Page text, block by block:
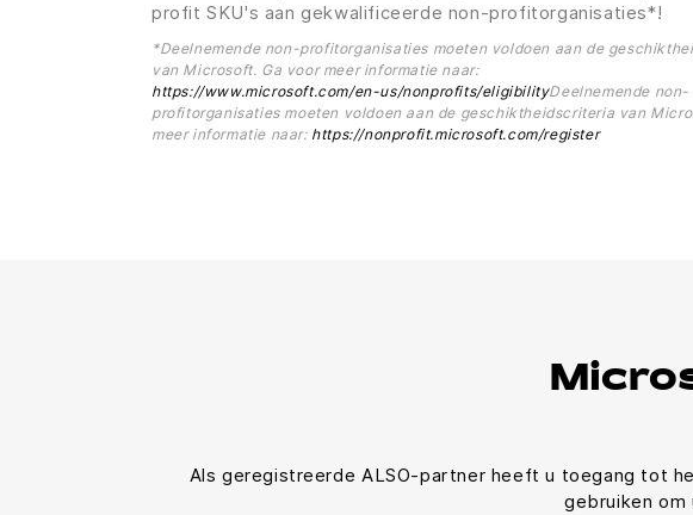
profit SKU's aan gekwalificeerde non-profitorganisaties*!
*Deelnemende non-profitorganisaties moeten voldoen aan de
van Microsoft. Ga voor meer informatie naar:
https://www.microsoft.com/en-us/nonprofits/eligibilityDeelnemende non-
profitorganisaties moeten voldoen aan de geschiktheidscriteria van
meer informatie naar: https://nonprofit.microsoft.com/register
Als geregistreerde ALSO-partner heeft u toegang tot
gebruiken